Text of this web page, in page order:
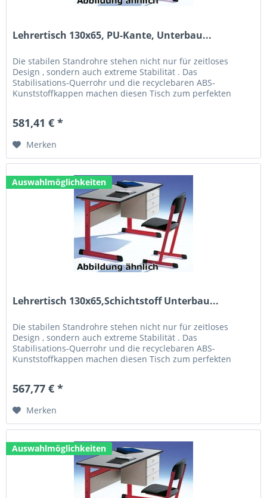
Lehrertisch 130x65, PU-Kante, Unterbau...
Die stabilen Standrohre stehen nicht nur für zeitloses
Design , sondern auch extreme Stabilität . Das
Stabilisations-Querrohr und die recyclebaren ABS-
Kunststoffkappen machen diesen Tisch zum perfekten
581,41 € *
Merken
Auswahlmöglichkeiten
Lehrertisch 130x65,Schichtstoff Unterbau...
Die stabilen Standrohre stehen nicht nur für zeitloses
Design , sondern auch extreme Stabilität . Das
Stabilisations-Querrohr und die recyclebaren ABS-
Kunststoffkappen machen diesen Tisch zum perfekten
567,77 € *
Merken
Auswahlmöglichkeiten